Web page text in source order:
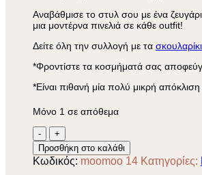
Αναβάθμισε το στυλ σου με ένα ζευγάρι
μια μοντέρνα πινελιά σε κάθε outfit!
Δείτε όλη την συλλογή με τα
*Φροντίστε τα κοσμήματά σας
*Είναι πιθανή μία πολύ μικρή
Μόνο 1 σε απόθεμα
Σκουλαρίκια
πολυμερικός
πηλός
μαύρο
Προσθήκη στο καλάθι
Κωδικός: moomoo 14 Κατηγορίες: